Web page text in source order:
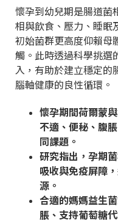
懷孕到幼兒期是腸道菌
相與飲食、壓力、睡眠
初始菌群更高度仰賴母
觸。此時透過科學挑選
入，有助於建立穩定的
腦軸健康的良性循環。
懷孕期間荷爾蒙
不適、便秘、腹
同課題。
研究指出，孕期
吸收與免疫屏障
源。
合適的媽媽益生
脹、支持葡萄糖